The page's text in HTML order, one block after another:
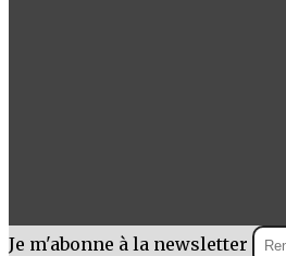
Je m'abonne à la newsletter